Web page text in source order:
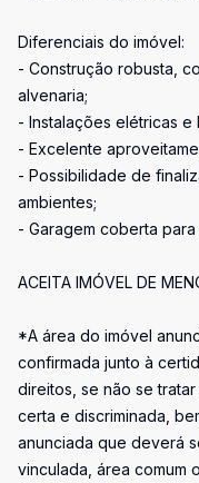
Diferenciais do imóvel:
- Construção robusta,
alvenaria;
- Instalações elétricas e
- Excelente
- Possibilidade de
ambientes;
- Garagem coberta
ACEITA IMÓVEL DE
*A área do imóvel
confirmada junto à
direitos, se não se
certa e discriminada,
anunciada que deverá
vinculada, área comum